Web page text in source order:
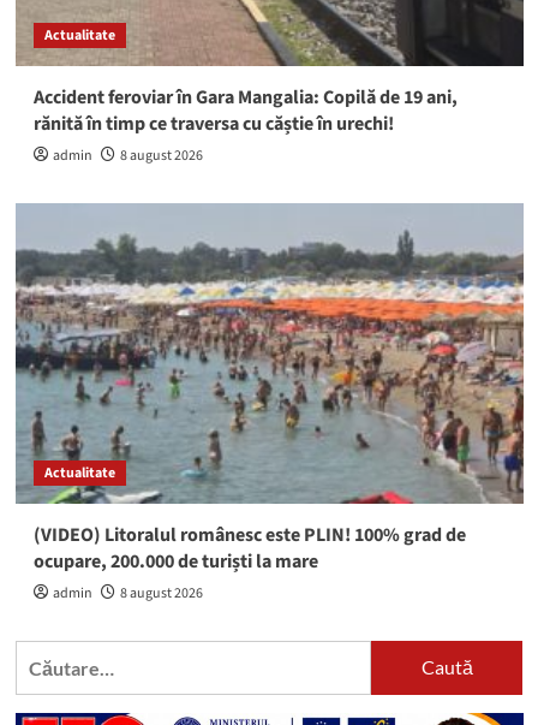
Actualitate
Accident feroviar în Gara Mangalia: Copilă de 19 ani,
rănită în timp ce traversa cu căștie în urechi!
admin 8 august 2026
Actualitate
(VIDEO) Litoralul românesc este PLIN! 100% grad de
ocupare, 200.000 de turiști la mare
admin 8 august 2026
Caută